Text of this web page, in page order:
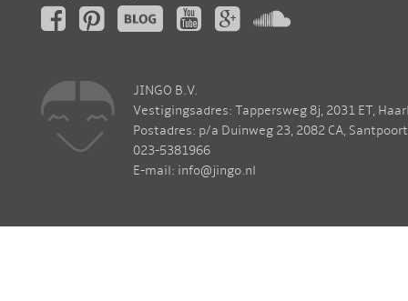
JINGO B.V.
Vestigingsadres: Tappersweg 8j, 2031 ET,
Postadres: p/a Duinweg 23, 2082 CA,
023-5381966
E-mail: info@jingo.nl